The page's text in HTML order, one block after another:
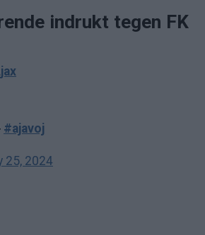
indrukt tegen FK
#ajavoj
25, 2024